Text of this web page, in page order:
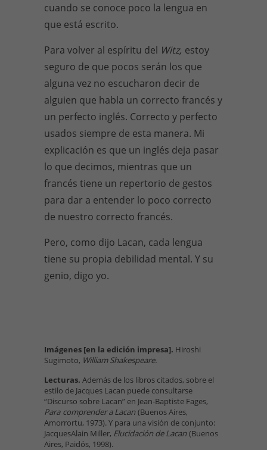
cuando se conoce poco la lengua en
que está escrito.
Para volver al espíritu del Witz, estoy
seguro de que pocos serán los que
alguna vez no escucharon decir de
alguien que habla un correcto francés y
un perfecto inglés. Correcto y perfecto
usados siempre de esta manera. Mi
explicación es que un inglés deja pasar
lo que decimos, mientras que un
francés tiene un repertorio de gestos
para dar a entender lo poco correcto
de nuestro correcto francés.
Pero, como dijo Lacan, cada lengua
tiene su propia debilidad mental. Y su
genio, digo yo.
Imágenes [en la edición impresa]. Hiroshi
Sugimoto, William Shakespeare.
Lecturas. Además de los libros citados, sobre el
estilo de Jacques Lacan puede consultarse
“Discurso sobre Lacan” en Jean-Baptiste Fages,
Para comprender a Lacan(Buenos Aires,
Amorrortu, 1973). Y para una visión de conjunto:
JacquesAlain Miller, Elucidación de Lacan(Buenos
Aires, Paidós, 1998).